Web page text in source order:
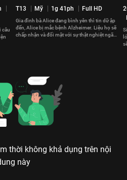
câu
T13 Mỹ 1g 41ph Full HD
Gia đình bà Alice đang bình yên thì tin dữ ập
đến, Alice bị mắc bệnh Alzheimer. Liệu họ sẽ
chấp nhận và đối mặt với sự thật nghiệt ngã
thời không khả dụng trên nội
này